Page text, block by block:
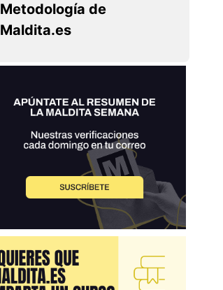
Metodología de
Maldita.es